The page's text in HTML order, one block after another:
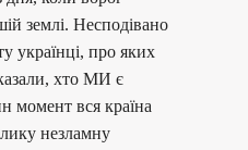
землі. Несподівано
українці, про яких
хто МИ є
момент вся країна
незламну